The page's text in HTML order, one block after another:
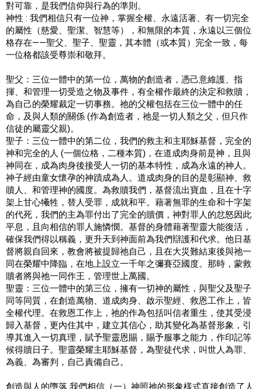
對可靠，是我們信仰與行為的準則。
神性 : 我們相信只有一位神，掌握全權、永遠活著、有一切完全
的屬性（慈愛、聖潔、智慧等），和無限的本質，永遠以三個位
格存在——聖父、聖子、聖靈，其本體（或本質）完全一致，每
一位格都該受尊崇和敬拜。
聖父：三位一體中的第一位，萬物的創造者，憑己意維護、指
揮、和管理一切受造之物及事件，有全權作最終的決定和救贖，
為自己的榮耀裁定一切事務。祂的父權包括在三位一體中的任
命，及與人類的關係 (作為創造者，祂是一切人類之父，但只作
信徒的屬靈父親)。
聖子：三位一體中的第二位，我們的救主和主耶穌基督，完全的
神和完全的人 (一個位格，二種本質)，在道成肉身前是神，且與
神同在，成為肉身後接受人一切的基本特性，成為永遠的神人。
神子經由童女懷孕的神蹟成為人。道成肉身的目的是彰顯神、救
贖人、和管理神的國度。為救贖我們，基督流出寶血，且在十字
架上甘心犧牲，替人受罪，成就和平。藉著無罪的生命和十字架
的代死，我們的主為罪付出了完全的贖價，神對罪人的忿怒因此
平息，且向相信的罪人施憐憫。基督的身體藉著聖靈大能復活，
確保我們得以稱義，更升天到神面前為我們辯護和代求。他日基
督將親自回來，教會將被提歸祂自己，且在大災難結束後與祂一
同在榮耀中降臨，在地上設立一千年之彌賽亞國度。那時，蒙救
贖者將與祂一同作王，管理世上萬國。
聖靈：三位一體中的第三位，擁有一切神的屬性，與聖父及聖子
同等同質，在創造萬物、道成肉身、啟示聖經、救恩工作上，皆
全權代理。在救恩工作上，祂的作為包括叫信者重生，使其受浸
歸入基督，更內住其中，建立其信心，助其變化為基督形象，引
導其進入一切真理，賦予聖靈恩賜，賜予服事之能力，作印記等
候得贖日子。聖靈榮耀主耶穌基督，為聖徒代求，叫世人為罪、
為義、為審判，自己責備自己。
創造與人的墮落 我們相信（一）神照祂的形象樣式直接創造了人